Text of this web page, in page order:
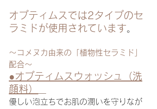
オプティムスでは2タイプのセ
ラミドが使用されています。
～コメヌカ由来の「植物性セラミド」
配合～
●オプティムスウォッシュ（洗
顔料）
優しい泡立ちでお肌の潤いを守りなが